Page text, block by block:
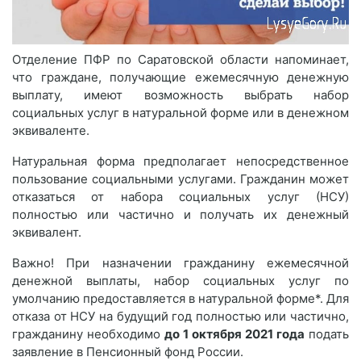
Отделение ПФР по Саратовской области напоминает,
что граждане, получающие ежемесячную денежную
выплату, имеют возможность выбрать набор
социальных услуг в натуральной форме или в денежном
эквиваленте.
Натуральная форма предполагает непосредственное
пользование социальными услугами. Гражданин может
отказаться от набора социальных услуг (НСУ)
полностью или частично и получать их денежный
эквивалент.
Важно! При назначении гражданину ежемесячной
денежной выплаты, набор социальных услуг по
умолчанию предоставляется в натуральной форме*. Для
отказа от НСУ на будущий год полностью или частично,
гражданину необходимо до 1 октября 2021 года подать
заявление в Пенсионный фонд России.